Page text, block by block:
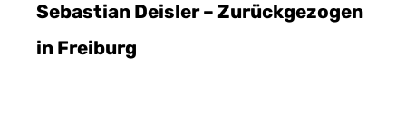
Sebastian Deisler – Zurückgezogen
in Freiburg